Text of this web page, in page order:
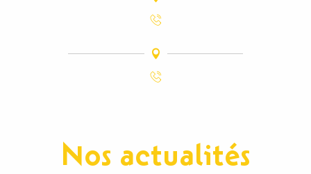
Nos actualités